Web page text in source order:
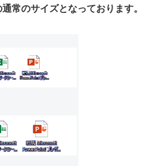
常のサイズとなっております。